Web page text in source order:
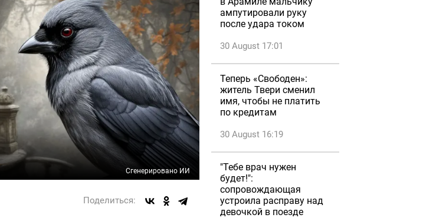
Сгенерировано ИИ
Поделиться:
ампутировали руку
после удара током
30 August 17:01
Теперь «Свободен»:
житель Твери сменил
имя, чтобы не платить
по кредитам
30 August 16:19
"Тебе врач нужен
будет!":
сопровождающая
устроила расправу над
девочкой в поезде